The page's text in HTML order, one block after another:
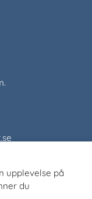
egna material
Tjänsten
upplevelse på
du